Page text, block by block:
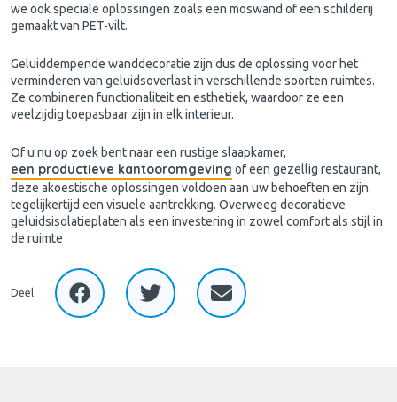
we ook speciale oplossingen zoals een moswand of een schilderij
gemaakt van PET-vilt.
Geluiddempende wanddecoratie zijn dus de oplossing voor het
verminderen van geluidsoverlast in verschillende soorten ruimtes.
Ze combineren functionaliteit en esthetiek, waardoor ze een
veelzijdig toepasbaar zijn in elk interieur.
Of u nu op zoek bent naar een rustige slaapkamer,
een productieve kantooromgeving of een gezellig restaurant,
deze akoestische oplossingen voldoen aan uw behoeften en zijn
tegelijkertijd een visuele aantrekking. Overweeg decoratieve
geluidsisolatieplaten als een investering in zowel comfort als stijl in
de ruimte
Deel